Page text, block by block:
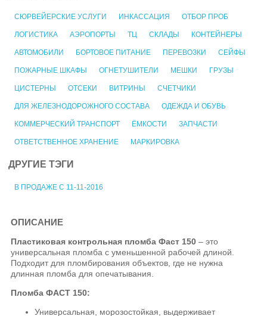
СЮРВЕЙЕРСКИЕ УСЛУГИ ИНКАССАЦИЯ ОТБОР ПРОБ
ЛОГИСТИКА АЭРОПОРТЫ ТЦ СКЛАДЫ КОНТЕЙНЕРЫ
АВТОМОБИЛИ БОРТОВОЕ ПИТАНИЕ ПЕРЕВОЗКИ СЕЙФЫ
ПОЖАРНЫЕ ШКАФЫ ОГНЕТУШИТЕЛИ МЕШКИ ГРУЗЫ
ЦИСТЕРНЫ ОТСЕКИ ВИТРИНЫ СЧЕТЧИКИ
ДЛЯ ЖЕЛЕЗНОДОРОЖНОГО СОСТАВА ОДЕЖДА И ОБУВЬ
КОММЕРЧЕСКИЙ ТРАНСПОРТ ЁМКОСТИ ЗАПЧАСТИ
ОТВЕТСТВЕННОЕ ХРАНЕНИЕ МАРКИРОВКА
ДРУГИЕ ТЭГИ
В ПРОДАЖЕ С 11-11-2016
ОПИСАНИЕ
Пластиковая контрольная пломба Фаст 150 – это
универсальная пломба с уменьшенной рабочей длиной.
Подходит для пломбирования объектов, где не нужна
длинная пломба для опечатывания.
Пломба ФАСТ 150:
Универсальная, морозостойкая, выдерживает